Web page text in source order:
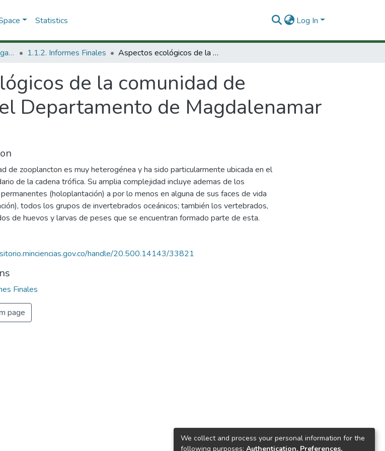
Statistics Log In
1.1 Productos de investigación 1.1.2. Informes Finales Aspectos ecológicos de la comunidad de zooplantación nerítico en el Departamento de Magdalenamar Caribe Colombiano.
de la comunidad de
Departamento de Magdalenamar
de zooplancton es muy heterogénea y ha sido particularmente ubicada en el
de la cadena trófica. Su amplia complejidad incluye ademas de los
(holoplantación) a por lo menos en alguna de sus faces de vida
todos los grupos de invertebrados oceánicos; también los vertebrados,
de huevos y larvas de peses que se encuentran formado parte de esta.
handle/20.500.14143/33821
Finales
page
We collect and process your personal information for the
following purposes: Authentication, Preferences,